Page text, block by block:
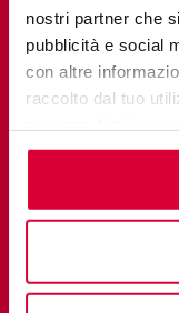
nostri partner che
pubblicità e social
con altre
raccolto dal tuo
cookieclicchi qui.
cliccando sul tasto
cookie di